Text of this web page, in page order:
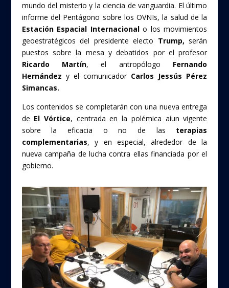
mundo del misterio y la ciencia de vanguardia. El último
informe del Pentágono sobre los OVNIs, la salud de la
Estación Espacial Internacionalo los movimientos
geoestratégicos del presidente electo Trump, serán
puestos sobre la mesa y debatidos por el profesor
Ricardo Martín, el antropólogo Fernando
Hernández y el comunicador Carlos Jessús Pérez
Simancas.
Los contenidos se completarán con una nueva entrega
de El Vórtice, centrada en la polémica aíun vigente
sobre la eficacia o no de las terapias
complementarias, y en especial, alrededor de la
nueva campaña de lucha contra ellas financiada por el
gobierno.